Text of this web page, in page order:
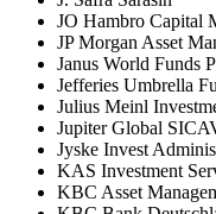
JO Hambro Capital
JP Morgan Asset
Janus World Funds
Jefferies Umbrella
Julius Meinl
Jupiter Global
Jyske Invest
KAS Investment
KBC Asset